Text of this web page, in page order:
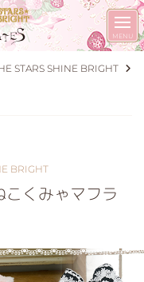
STARS SHINE BRIGHT
BRIGHT
こくみゃマフラ